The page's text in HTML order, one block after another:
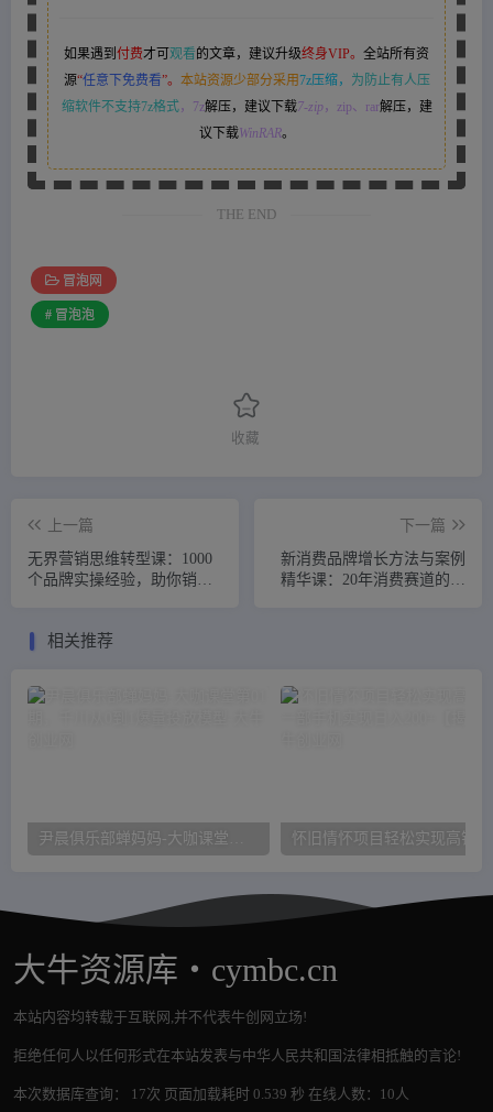
如果遇到 付费才可 观看 的文章，建议升级终身VIP。 全站所有资
源“任意下免费看”。 本站资源少部分采用7z压缩，
为防止有人压
缩软件不支持7z格式，7z解压，建议下载7-zip，zip、rar解压，建
议下载WinRAR。
THE END
冒泡网
# 冒泡泡
收藏
上一篇
无界营销思维转型课：1000
个品牌实操经验，助你销量
下一篇
新消费品牌增长方法与案例
精华课：20年消费赛道的经
相关推荐
大牛资源库・cymbc.cn
本站内容均转载于互联网,并不代表牛创网立场!
拒绝任何人以任何形式在本站发表与中华人民共和国法律相抵触的言论!
本次数据库查询： 17次 页面加载耗时 0.539 秒 在线人数：10人